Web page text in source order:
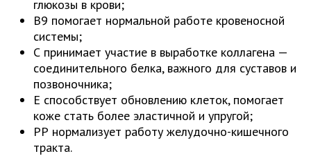
глюкозы в крови;
В9 помогает нормальной работе кровеносной
системы;
С принимает участие в выработке коллагена —
соединительного белка, важного для суставов и
позвоночника;
Е способствует обновлению клеток, помогает
коже стать более эластичной и упругой;
РР нормализует работу желудочно-кишечного
тракта.